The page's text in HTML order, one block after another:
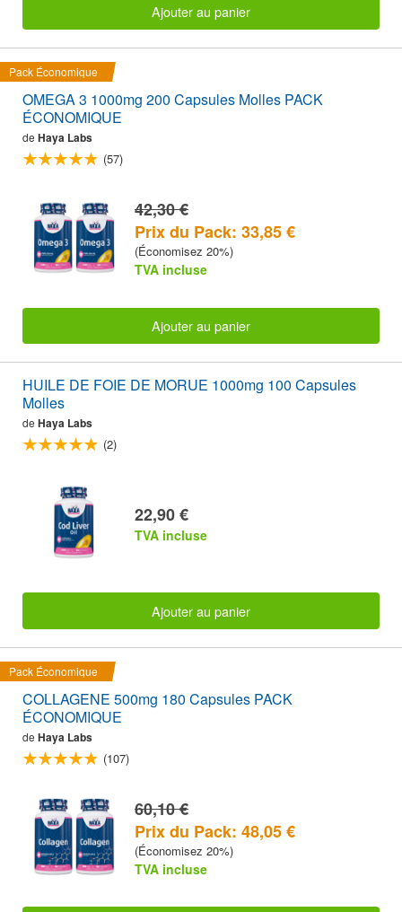
Ajouter au panier
Pack Économique
OMEGA 3 1000mg 200 Capsules Molles PACK
ÉCONOMIQUE
de Haya Labs
(57)
42,30 €
Prix du Pack: 33,85 €
(Économisez 20%)
TVA incluse
Ajouter au panier
HUILE DE FOIE DE MORUE 1000mg 100 Capsules
Molles
de Haya Labs
(2)
22,90 €
TVA incluse
Ajouter au panier
Pack Économique
COLLAGENE 500mg 180 Capsules PACK
ÉCONOMIQUE
de Haya Labs
(107)
60,10 €
Prix du Pack: 48,05 €
(Économisez 20%)
TVA incluse